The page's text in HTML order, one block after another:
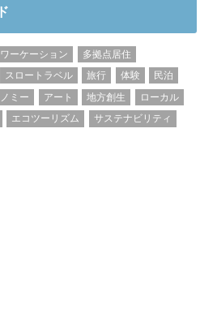
ワーケーション
多拠点居住
スロートラベル 旅行 体験
民泊
ミー アート 地方創生
ローカル
エコツーリズム
サステナビリティ